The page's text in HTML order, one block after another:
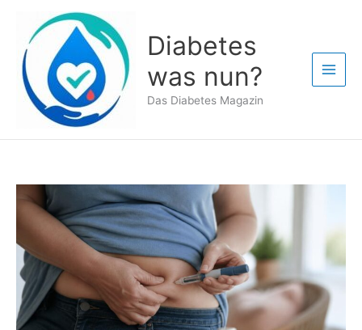
springen
Diabetes
was nun?
Das Diabetes Magazin